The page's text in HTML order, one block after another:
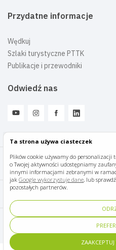
Ta strona używa ciasteczek
Plików cookie używamy do
o Twojej aktywności udostępniamy
innymi informacjami zebranymi w
jak Google wykorzystuje dane, lub
pozostałych partnerów.
Przydatne informacje
Wędkuj
Szlaki turystyczne PTTK
Publikacje i przewodniki
Odwiedź nas
Mazury Travel © 2026
Polityka prywatności